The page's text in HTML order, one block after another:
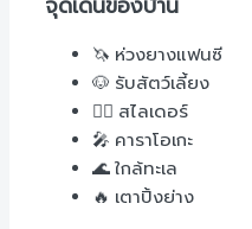
🦄 ห่วงยางแฟนซี
🐶 รับสัตว์เลี้ยง
🏊‍♀️ สไลเดอร์
🎤 คาราโอเกะ
🌊 ใกล้ทะเล
🔥 เตาปิ้งย่าง